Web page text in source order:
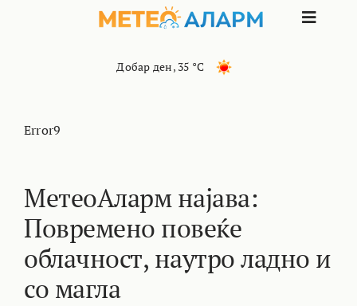
Toggle
ИНТЕРЕСНО
КОНТАКТ
Добар ден, 35 °C
Error9
МетеоАларм најава:
Повремено повеќе
облачност, наутро ладно и
со магла